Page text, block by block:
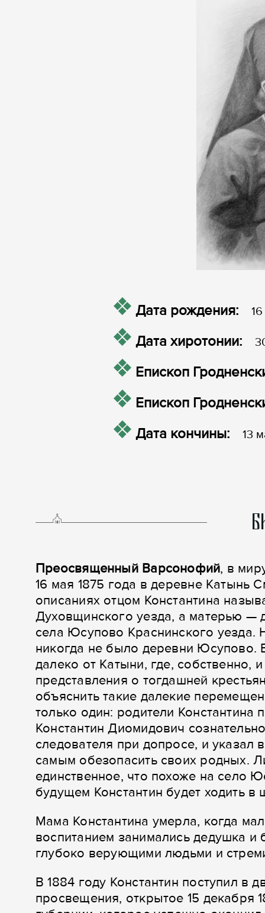
Дата рождения:
Дата хиротонии:
Епископ
Епископ
Дата кончины:
13
Преосвященный Варсонофий, в
16 мая 1875 года в деревне Катынь
описаниях отцом Константина
Духовщинского уезда, а матерью —
села Юсупово Краснинского уезда.
никогда не было деревни Юсупово.
далеко от Катыни, где, собственно,
представления о тогдашней
объяснить такие далекие
только один: родители
Константин Диомидович
следователя при допросе, и
самым обезопасить своих родных.
единственное, что похоже на село
будущем Константин будет ходить в
Мама Константина умерла, когда
воспитанием занимались дедушка
глубоко верующими людьми и
В 1884 году Константин поступил в
просвещения, открытое 15 декабря